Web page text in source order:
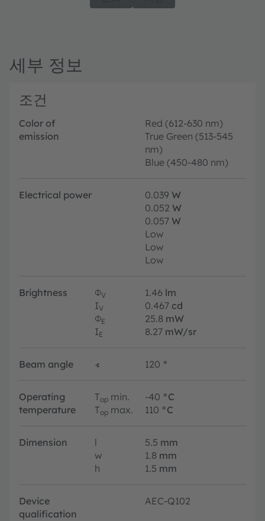
세부 정보
조건
Color of
emission
Red (612-630 nm)
True Green (513-545
nm)
Blue (450-480 nm)
Electrical power 0.039 W
0.052 W
0.057 W
Low
Low
Low
Brightness ΦV 1.46 lm
IV 0.467 cd
ΦE 25.8 mW
IE 8.27 mW/sr
Beam angle ∢ 120 °
Operating
temperature
Top min. -40 °C
Top max. 110 °C
Dimension l 5.5 mm
w
1.8 mm
h
1.5 mm
Device
qualification
AEC-Q102